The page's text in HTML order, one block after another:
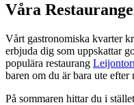
Våra
Vårt gastronomiska kvarter
erbjuda dig som uppskattar
populära restaurang
baren om du är bara ute efter
På sommaren hittar du i stället